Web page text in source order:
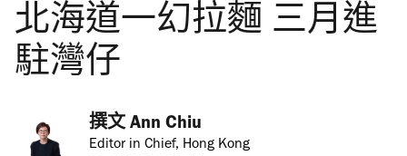
北海道一幻拉麵 三月進
駐灣仔
撰文 Ann Chiu
Editor in Chief, Hong Kong